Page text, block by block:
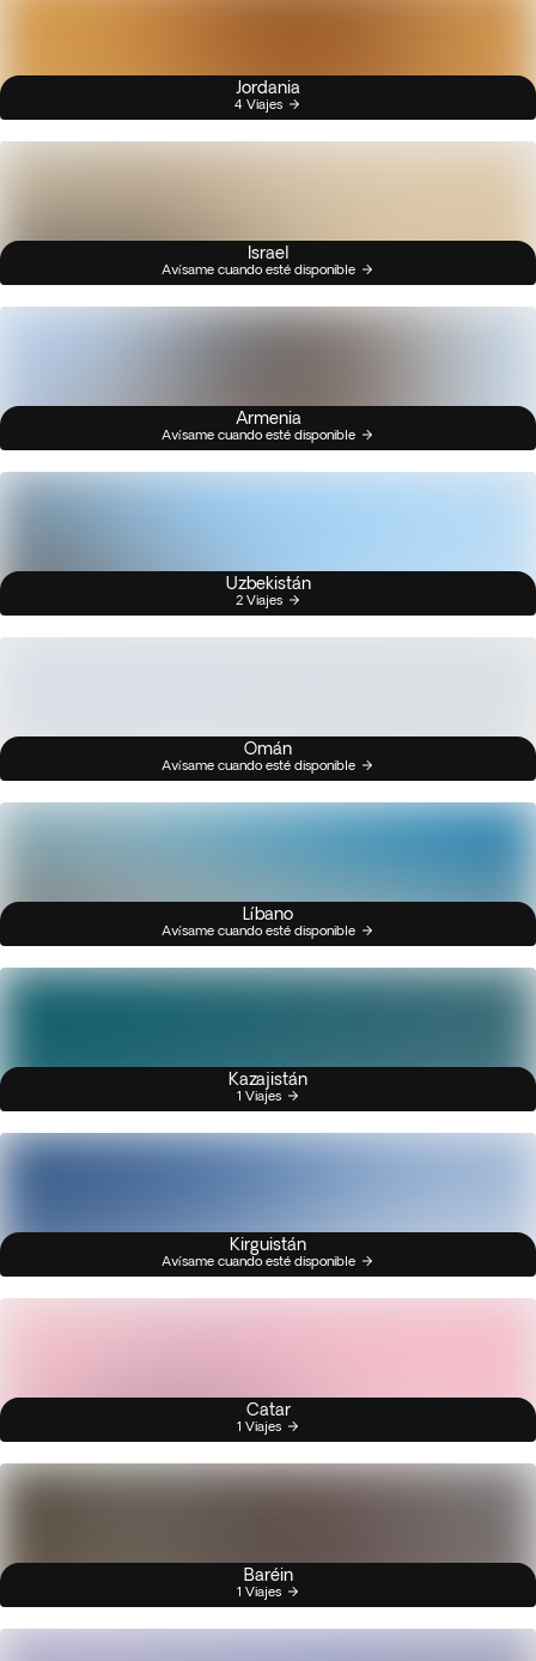
Jordania
4 Viajes
Israel
Avísame cuando esté disponible
Armenia
Avísame cuando esté disponible
Uzbekistán
2 Viajes
Omán
Avísame cuando esté disponible
Líbano
Avísame cuando esté disponible
Kazajistán
1 Viajes
Kirguistán
Avísame cuando esté disponible
Catar
1 Viajes
Baréin
1 Viajes